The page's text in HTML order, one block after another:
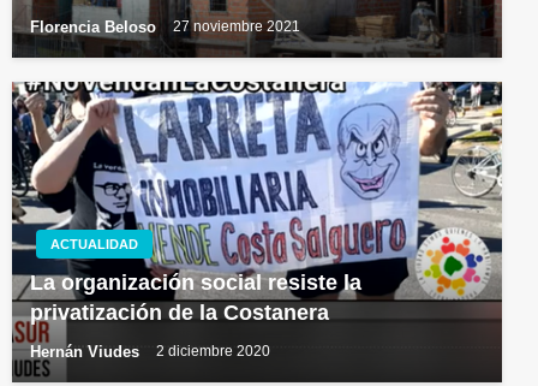
Florencia Beloso 27 noviembre 2021
ACTUALIDAD
La organización social resiste la
privatización de la Costanera
Hernán Viudes 2 diciembre 2020